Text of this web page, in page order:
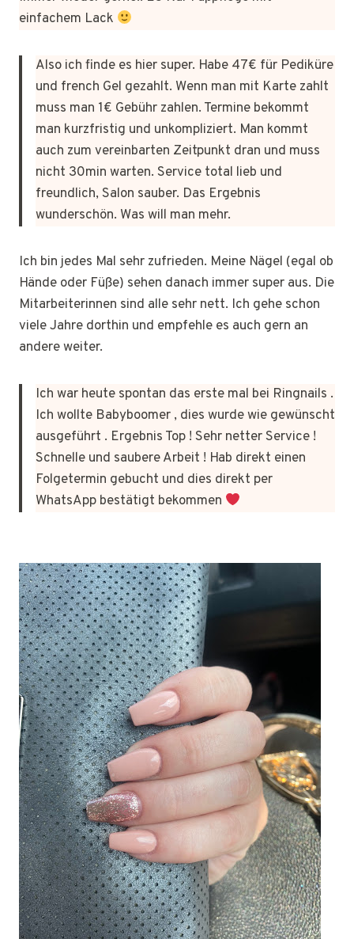
einfachem Lack
Also ich finde es hier super. Habe 47€ für Pediküre
und french Gel gezahlt. Wenn man mit Karte zahlt
muss man 1€ Gebühr zahlen. Termine bekommt
man kurzfristig und unkompliziert. Man kommt
auch zum vereinbarten Zeitpunkt dran und muss
nicht 30min warten. Service total lieb und
freundlich, Salon sauber. Das Ergebnis
wunderschön. Was will man mehr.
Ich bin jedes Mal sehr zufrieden. Meine Nägel (egal ob
Hände oder Füße) sehen danach immer super aus. Die
Mitarbeiterinnen sind alle sehr nett. Ich gehe schon
viele Jahre dorthin und empfehle es auch gern an
andere weiter.
Ich war heute spontan das erste mal bei Ringnails .
Ich wollte Babyboomer , dies wurde wie gewünscht
ausgeführt . Ergebnis Top ! Sehr netter Service !
Schnelle und saubere Arbeit ! Hab direkt einen
Folgetermin gebucht und dies direkt per
WhatsApp bestätigt bekommen